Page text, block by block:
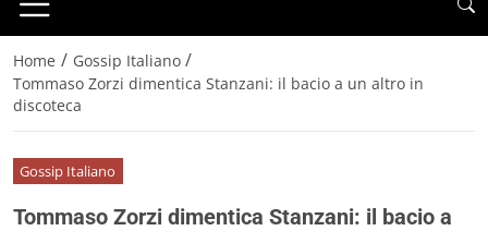
Home / Gossip Italiano /
Tommaso Zorzi dimentica Stanzani: il bacio a un altro in
discoteca
Gossip Italiano
Tommaso Zorzi dimentica Stanzani: il bacio a